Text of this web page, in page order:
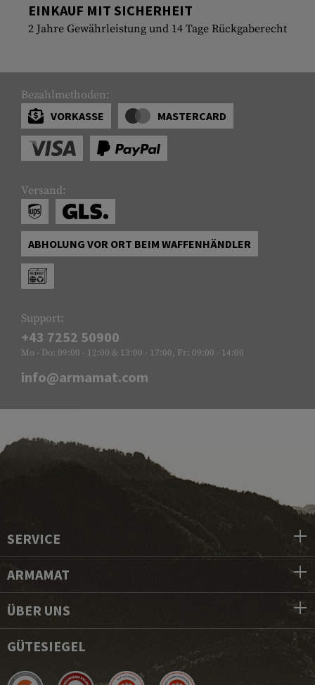
EINKAUF MIT SICHERHEIT
2 Jahre Gewährleistung und 14 Tage Rückgaberecht
Bezahlmethoden:
VORKASSE
MASTERCARD
Versand:
ABHOLUNG VOR ORT BEIM WAFFENHÄNDLER
Support:
+43 7252 50900
Mo - Do: 09:00 - 12:00 & 13:00 - 17:00, Fr: 09:00 - 14:00
info@armamat.com
SERVICE
ARMAMAT
ÜBER UNS
GÜTESIEGEL